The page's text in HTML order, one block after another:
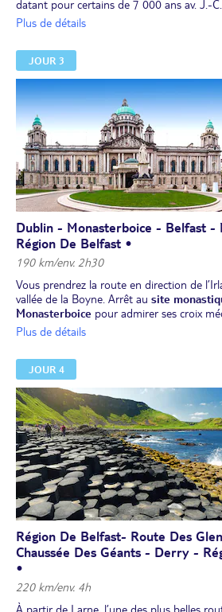
datant pour certains de 7 000 ans av. J.-C.
Déjeuner libre.
parfaire votre découverte de Dublin en
désirez,
v
isite du musée de l'émigration irlandaise
26 €/adulte, en option, à réserver et à
Dîner libre.
Possibilité d'assister à une soirée
de 99 €/personne, en option, à réserver et
Nuit à l’hôtel.
Plus de détails
JOUR 3
Dublin - Monasterboice - Belfast -
Région De Belfast •
190 km/env. 2h30
Vous prendrez la route en direction de
vallée de la Boyne. Arrêt au site
Monasterboice pour admirer ses croix
Déjeuner.
Nord,Belfast. Tour panoramique de la
dédié au Titanic
Dîner puis nuit à dans la région de Belfast.
Plus de détails
JOUR 4
Région De Belfast- Route Des
Chaussée Des Géants - Derry -
•
220 km/env. 4h